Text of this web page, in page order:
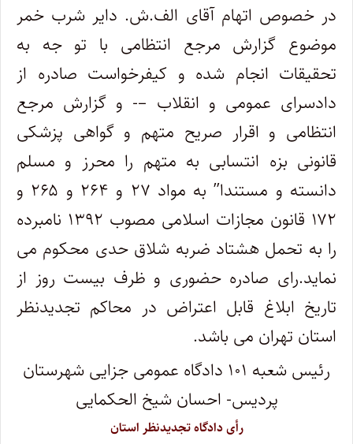
در خصوص اتهام آقای الف.ش. دایر شرب خمر
موضوع گزارش مرجع انتظامی با تو جه به
تحقیقات انجام شده و کیفرخواست صادره از
دادسرای عمومی و انقلاب –‌- و گزارش مرجع
انتظامی و اقرار صریح متهم و گواهی پزشکی
قانونی بزه انتسابی به متهم را محرز و مسلم
دانسته و مستندا” به مواد ۲۷ و ۲۶۴ و ۲۶۵ و
۱۷۲ قانون مجازات اسلامی مصوب ۱۳۹۲ نامبرده
را به تحمل هشتاد ضربه شلاق حدی محکوم می
نماید.رای صادره حضوری و ظرف بیست روز از
تاریخ ابلاغ قابل اعتراض در محاکم تجدیدنظر
استان تهران می باشد.
رئیس شعبه ۱۰۱ دادگاه عمومی جزایی شهرستان
پردیس- احسان شیخ الحکمایی
رأی دادگاه تجدیدنظر استان